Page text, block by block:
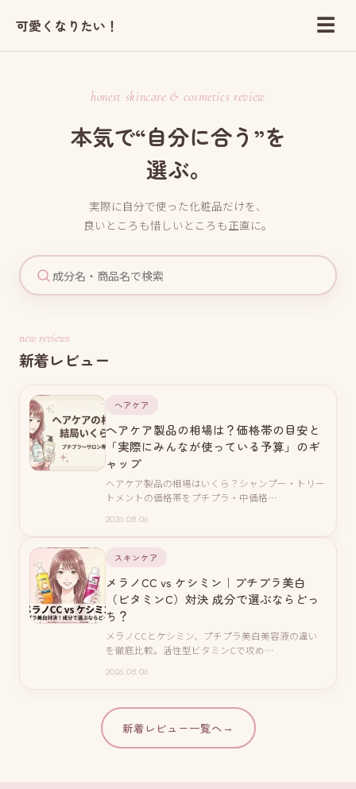
可愛くなりたい！ ☰
honest skincare & cosmetics review
本気で“自分に合う”を
選ぶ。
実際に自分で使った化粧品だけを、
良いところも惜しいところも正直に。
new reviews
新着レビュー
ヘアケア
ヘアケア製品の相場は？価格帯の目安と
「実際にみんなが使っている予算」のギ
ャップ
ヘアケア製品の相場はいくら？シャンプー・トリー
トメントの価格帯をプチプラ・中価格…
2026.08.06
スキンケア
メラノCC vs ケシミン｜プチプラ美白
（ビタミンC）対決 成分で選ぶならどっ
ち？
メラノCCとケシミン、プチプラ美白美容液の違い
を徹底比較。活性型ビタミンCで攻め…
2026.08.06
新着レビュー一覧へ →